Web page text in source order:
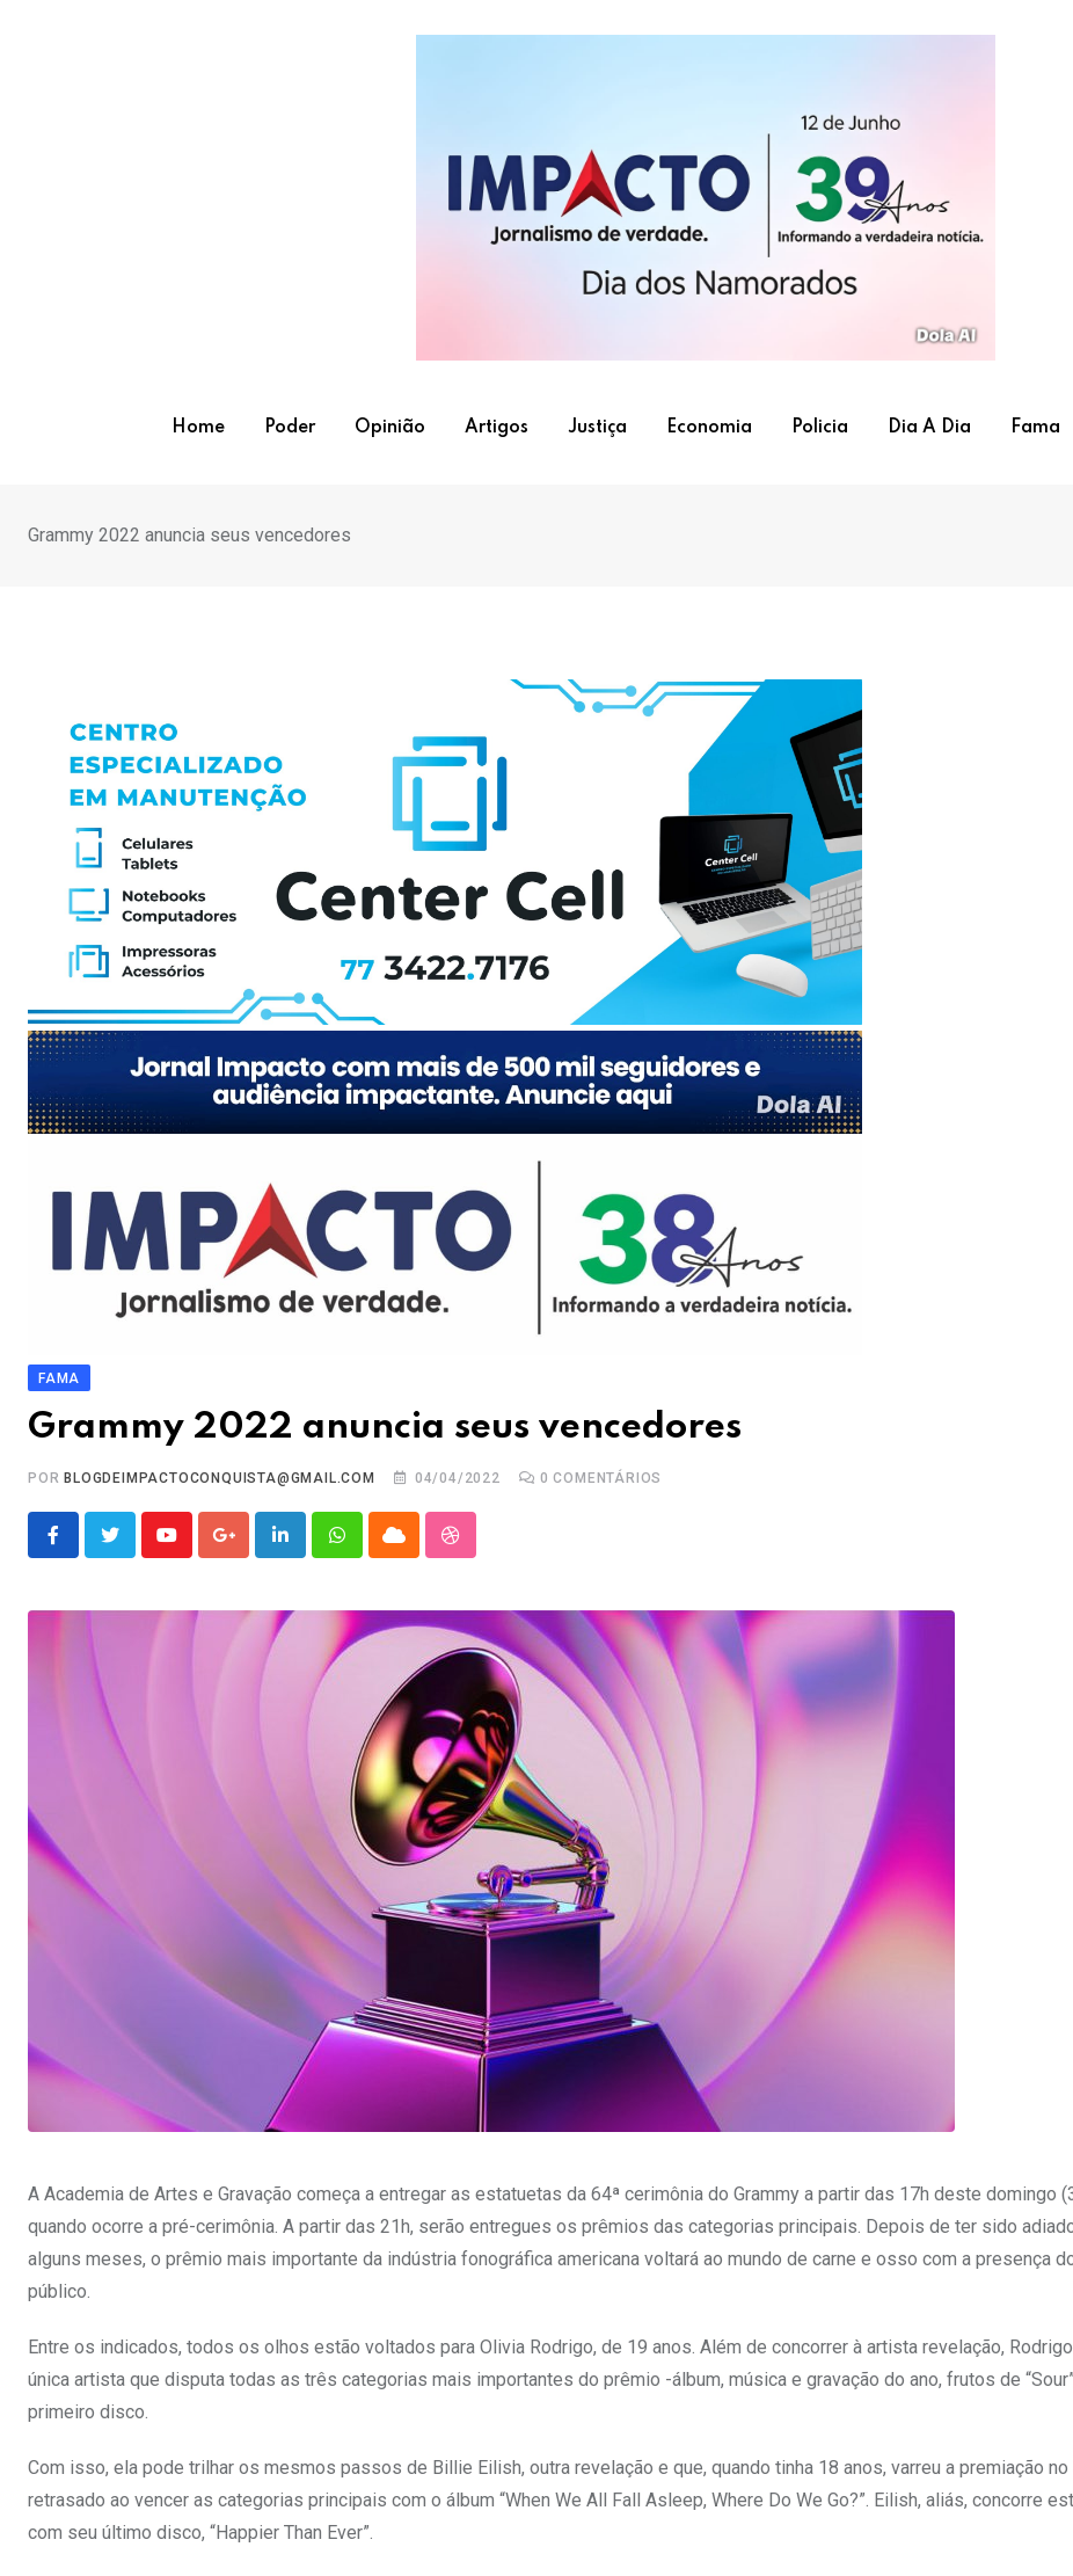
Home Poder Opinião Artigos Justiça Economia Policia Dia A Dia Fama
Grammy 2022 anuncia seus vencedores
FAMA
Grammy 2022 anuncia seus vencedores
POR BLOGDEIMPACTOCONQUISTA@GMAIL.COM 04/04/2022 0 COMENTÁRIOS
YoutubeGoogle+LinkedInWhatsappCloud StumbleUpon
A Academia de Artes e Gravação começa a entregar as estatuetas da 64ª cerimônia do Grammy a partir das 17h deste domingo
quando ocorre a pré-cerimônia. A partir das 21h, serão entregues os prêmios das categorias principais. Depois de ter sido
alguns meses, o prêmio mais importante da indústria fonográfica americana voltará ao mundo de carne e osso com a presença
público.
Entre os indicados, todos os olhos estão voltados para Olivia Rodrigo, de 19 anos. Além de concorrer à artista revelação,
única artista que disputa todas as três categorias mais importantes do prêmio -álbum, música e gravação do ano, frutos de
primeiro disco.
Com isso, ela pode trilhar os mesmos passos de Billie Eilish, outra revelação e que, quando tinha 18 anos, varreu a premiação no
retrasado ao vencer as categorias principais com o álbum “When We All Fall Asleep, Where Do We Go?”. Eilish, aliás, concorre
com seu último disco, “Happier Than Ever”.